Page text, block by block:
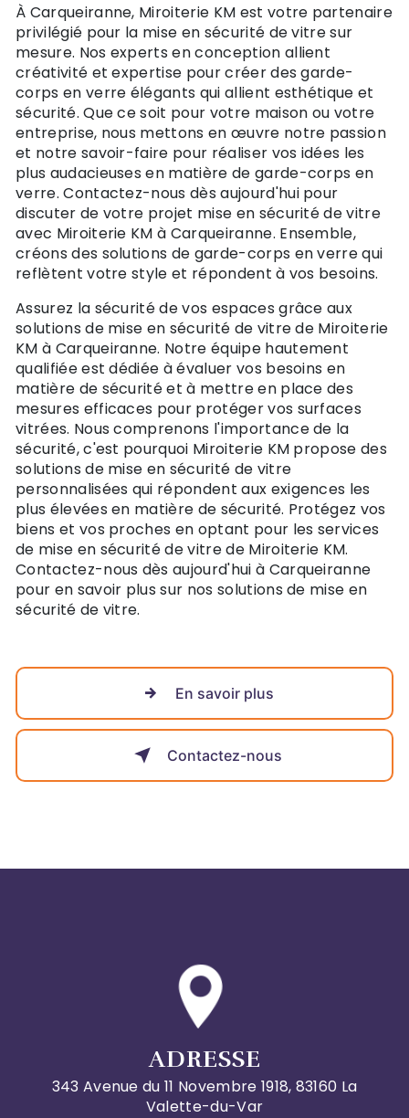
À Carqueiranne, Miroiterie KM est votre partenaire
privilégié pour la mise en sécurité de vitre sur
mesure. Nos experts en conception allient
créativité et expertise pour créer des garde-
corps en verre élégants qui allient esthétique et
sécurité. Que ce soit pour votre maison ou votre
entreprise, nous mettons en œuvre notre passion
et notre savoir-faire pour réaliser vos idées les
plus audacieuses en matière de garde-corps en
verre. Contactez-nous dès aujourd'hui pour
discuter de votre projet mise en sécurité de vitre
avec Miroiterie KM à Carqueiranne. Ensemble,
créons des solutions de garde-corps en verre qui
reflètent votre style et répondent à vos besoins.
Assurez la sécurité de vos espaces grâce aux
solutions de mise en sécurité de vitre de Miroiterie
KM à Carqueiranne. Notre équipe hautement
qualifiée est dédiée à évaluer vos besoins en
matière de sécurité et à mettre en place des
mesures efficaces pour protéger vos surfaces
vitrées. Nous comprenons l'importance de la
sécurité, c'est pourquoi Miroiterie KM propose des
solutions de mise en sécurité de vitre
personnalisées qui répondent aux exigences les
plus élevées en matière de sécurité. Protégez vos
biens et vos proches en optant pour les services
de mise en sécurité de vitre de Miroiterie KM.
Contactez-nous dès aujourd'hui à Carqueiranne
pour en savoir plus sur nos solutions de mise en
sécurité de vitre.
En savoir plus
Contactez-nous
ADRESSE
343 Avenue du 11 Novembre 1918, 83160 La
Valette-du-Var